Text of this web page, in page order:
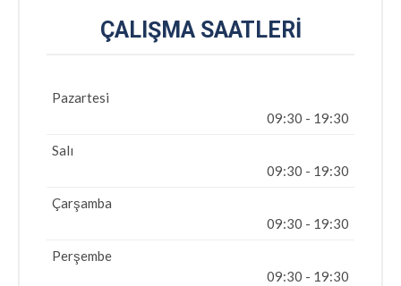
ÇALIŞMA SAATLERI
Pazartesi
09:30 - 19:30
Salı
09:30 - 19:30
Çarşamba
09:30 - 19:30
Perşembe
09:30 - 19:30